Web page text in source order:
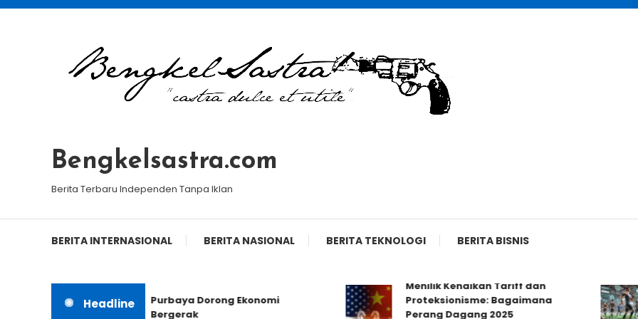
Skip
Bengkelsastra.com
Berita Terbaru Independen Tanpa Iklan
BERITA INTERNASIONAL BERITA NASIONAL BERITA TEKNOLOGI BERITA BISNIS
HeadlinePurbaya Dorong Ekonomi
Bergerak
Menilik Kenaikan Tariff dan
Proteksionisme: Bagaimana
Perang Dagang 2025